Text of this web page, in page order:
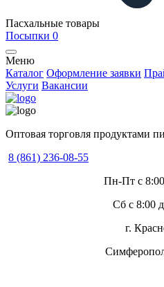
Пасхальные товары
Посыпки 0
Меню
Каталог Оформление заявки
Услуги Вакансии
Оптовая торговля продуктами
8 (861) 236-08-55
Пн-Пт с
Сб с 8:00
г.